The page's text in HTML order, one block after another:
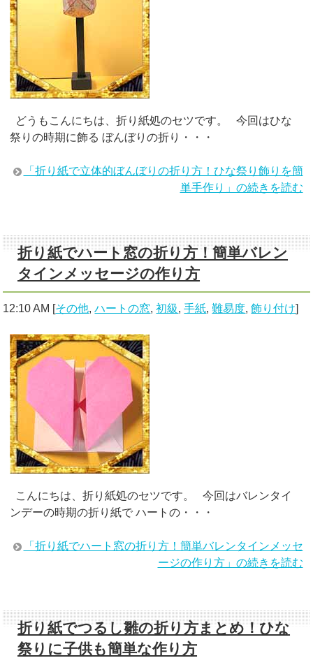
どうもこんにちは、折り紙処のセツです。 今回はひな
祭りの時期に飾る ぼんぼりの折り・・・
「折り紙で立体的ぼんぼりの折り方！ひな祭り飾りを簡
単手作り」の続きを読む
折り紙でハート窓の折り方！簡単バレン
タインメッセージの作り方
12:10 AM [その他,ハートの窓,初級,手紙,難易度,飾り付け]
こんにちは、折り紙処のセツです。 今回はバレンタイ
ンデーの時期の折り紙で ハートの・・・
「折り紙でハート窓の折り方！簡単バレンタインメッセ
ージの作り方」の続きを読む
折り紙でつるし雛の折り方まとめ！ひな
祭りに子供も簡単な作り方